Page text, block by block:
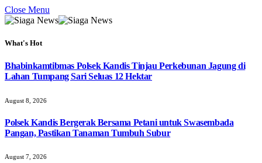
Close Menu
What's Hot
Bhabinkamtibmas Polsek Kandis Tinjau Perkebunan Jagung di
Lahan Tumpang Sari Seluas 12 Hektar
August 8, 2026
Polsek Kandis Bergerak Bersama Petani untuk Swasembada
Pangan, Pastikan Tanaman Tumbuh Subur
August 7, 2026